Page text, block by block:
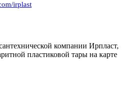
irplast
компании Ирпласт,
пластиковой тары на карте